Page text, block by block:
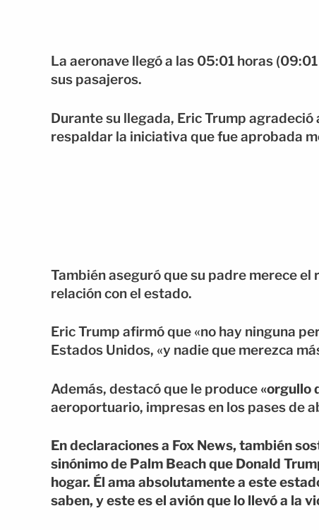
La aeronave llegó a las 05:01 horas
sus pasajeros.
Durante su llegada, Eric Trump
respaldar la iniciativa que fue aprobada
También aseguró que su padre merece
relación con el estado.
Eric Trump afirmó que «no hay ninguna
Estados Unidos, «y nadie que merezca
Además, destacó que le produce «orgullo
aeroportuario, impresas en los pases de
En declaraciones a Fox News, también
sinónimo de Palm Beach que Donald
hogar. Él ama absolutamente a este
saben, y este es el avión que lo llevó a la